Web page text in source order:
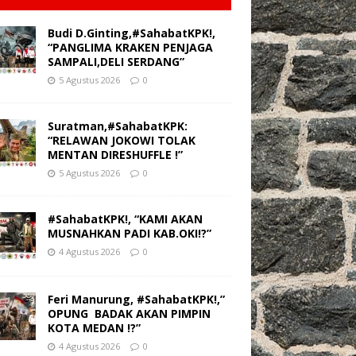
Budi D.Ginting,#SahabatKPK!,
“PANGLIMA KRAKEN PENJAGA
SAMPALI,DELI SERDANG”
5 Agustus 2026 0
Suratman,#SahabatKPK:
“RELAWAN JOKOWI TOLAK
MENTAN DIRESHUFFLE !”
5 Agustus 2026 0
#SahabatKPK!, “KAMI AKAN
MUSNAHKAN PADI KAB.OKI!?”
4 Agustus 2026 0
Feri Manurung, #SahabatKPK!,”
OPUNG BADAK AKAN PIMPIN
KOTA MEDAN !?”
4 Agustus 2026 0